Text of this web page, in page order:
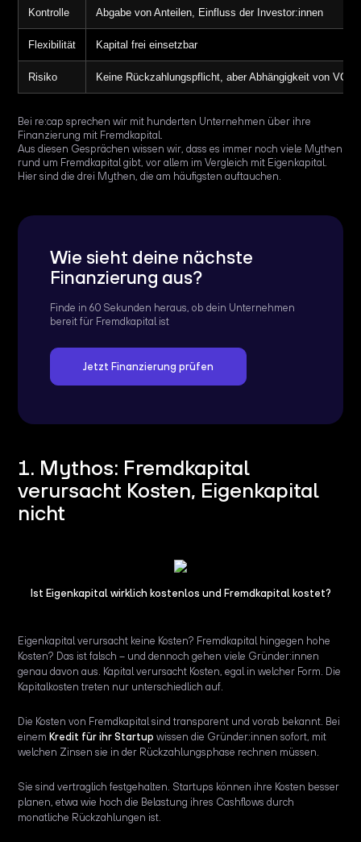
Kontrolle Abgabe von Anteilen, Einfluss der Investor:innen
Flexibilität Kapital frei einsetzbar
Risiko Keine Rückzahlungspflicht, aber Abhängigkeit von VCs
Bei re:cap sprechen wir mit hunderten Unternehmen über ihre
Finanzierung mit Fremdkapital.
Aus diesen Gesprächen wissen wir, dass es immer noch viele Mythen
rund um Fremdkapital gibt, vor allem im Vergleich mit Eigenkapital.
Hier sind die drei Mythen, die am häufigsten auftauchen.
Wie sieht deine nächste
Finanzierung aus?
Finde in 60 Sekunden heraus, ob dein Unternehmen
bereit für Fremdkapital ist
Jetzt Finanzierung prüfen
1. Mythos: Fremdkapital
verursacht Kosten, Eigenkapital
nicht
Ist Eigenkapital wirklich kostenlos und Fremdkapital kostet?
Eigenkapital verursacht keine Kosten? Fremdkapital hingegen hohe
Kosten? Das ist falsch – und dennoch gehen viele Gründer:innen
genau davon aus. Kapital verursacht Kosten, egal in welcher Form. Die
Kapitalkosten treten nur unterschiedlich auf.
Die Kosten von Fremdkapital sind transparent und vorab bekannt. Bei
einem Kredit für ihr Startup wissen die Gründer:innen sofort, mit
welchen Zinsen sie in der Rückzahlungsphase rechnen müssen.
Sie sind vertraglich festgehalten. Startups können ihre Kosten besser
planen, etwa wie hoch die Belastung ihres Cashflows durch
monatliche Rückzahlungen ist.